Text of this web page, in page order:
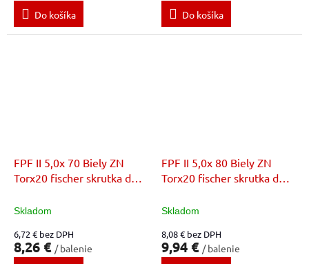
Do košíka
Do košíka
FPF II 5,0x 70 Biely ZN
Torx20 fischer skrutka do
Skladom
6,72 € bez DPH
8,26 € / balenie
FPF II 5,0x 80 Biely ZN
Torx20 fischer skrutka do
Skladom
8,08 € bez DPH
9,94 € / balenie